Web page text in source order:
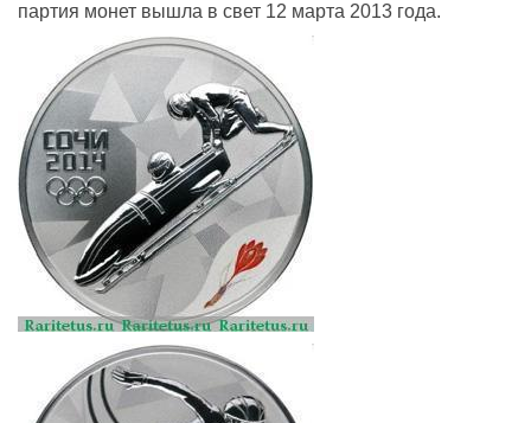
партия монет вышла в свет 12 марта 2013 года.